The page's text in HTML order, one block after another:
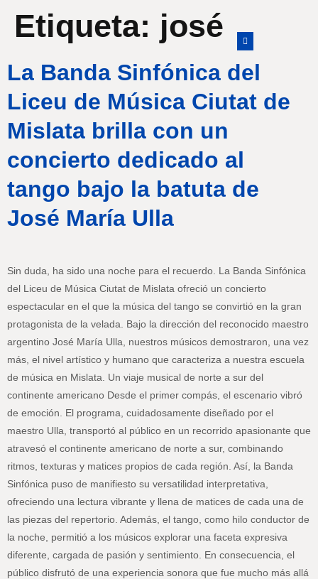
Etiqueta: josé
La Banda Sinfónica del
Liceu de Música Ciutat de
Mislata brilla con un
concierto dedicado al
tango bajo la batuta de
José María Ulla
Sin duda, ha sido una noche para el recuerdo. La Banda Sinfónica
del Liceu de Música Ciutat de Mislata ofreció un concierto
espectacular en el que la música del tango se convirtió en la gran
protagonista de la velada. Bajo la dirección del reconocido maestro
argentino José María Ulla, nuestros músicos demostraron, una vez
más, el nivel artístico y humano que caracteriza a nuestra escuela
de música en Mislata. Un viaje musical de norte a sur del
continente americano Desde el primer compás, el escenario vibró
de emoción. El programa, cuidadosamente diseñado por el
maestro Ulla, transportó al público en un recorrido apasionante que
atravesó el continente americano de norte a sur, combinando
ritmos, texturas y matices propios de cada región. Así, la Banda
Sinfónica puso de manifiesto su versatilidad interpretativa,
ofreciendo una lectura vibrante y llena de matices de cada una de
las piezas del repertorio. Además, el tango, como hilo conductor de
la noche, permitió a los músicos explorar una faceta expresiva
diferente, cargada de pasión y sentimiento. En consecuencia, el
público disfrutó de una experiencia sonora que fue mucho más allá